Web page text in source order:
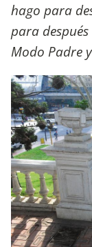
hago para
para
Modo Padre